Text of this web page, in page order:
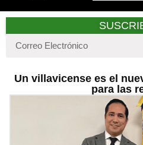
Un villavicense es el
para las